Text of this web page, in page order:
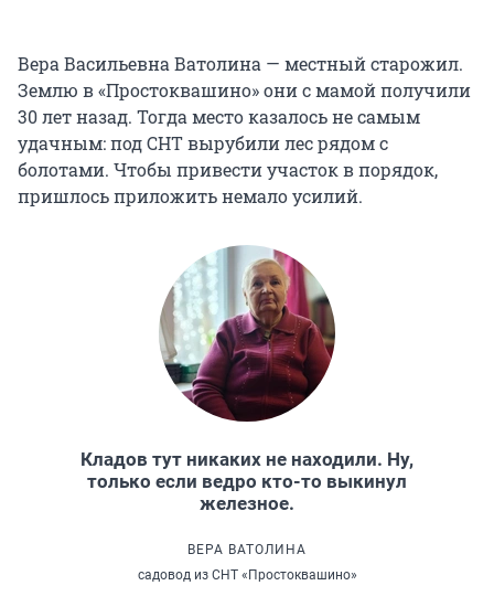
Вера Васильевна Ватолина — местный старожил.
Землю в «Простоквашино» они с мамой получили
30 лет назад. Тогда место казалось не самым
удачным: под СНТ вырубили лес рядом с
болотами. Чтобы привести участок в порядок,
пришлось приложить немало усилий.
Кладов тут никаких не находили. Ну,
только если ведро кто-то выкинул
железное.
ВЕРА ВАТОЛИНА
садовод из СНТ «Простоквашино»